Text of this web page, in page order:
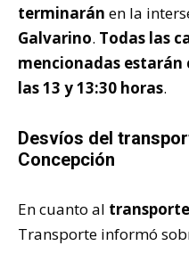
terminarán en la
Galvarino. Todas las
mencionadas estarán
las 13 y 13:30 horas.
Desvíos del
Concepción
En cuanto al
Transporte informó